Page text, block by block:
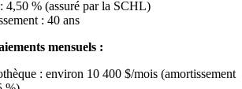
4,50 % (assuré par la SCHL)
: 40 ans
mensuels :
: environ 10 400 $/mois (amortissement